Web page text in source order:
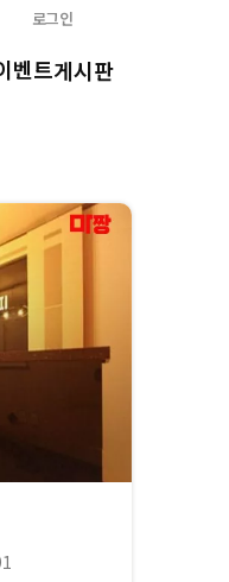
로그인
벤트게시판